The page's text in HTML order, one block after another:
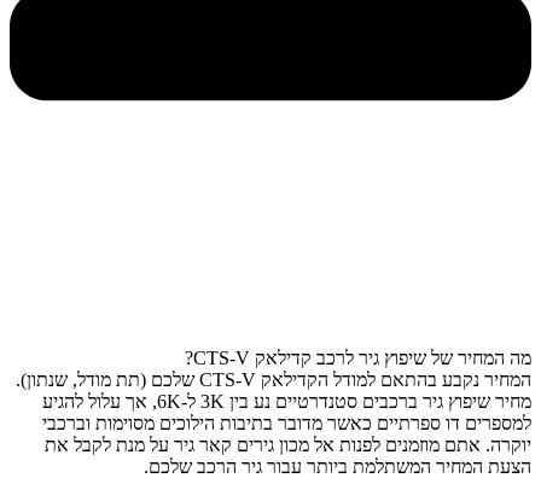
מה המחיר של שיפוץ גיר לרכב קדילאק CTS-V?
המחיר נקבע בהתאם למודל הקדילאק CTS-V שלכם (תת מודל, שנתון).
מחיר שיפוץ גיר ברכבים סטנדרטיים נע בין 3K ל-6K, אך עלול להגיע
למספרים דו ספרתיים כאשר מדובר בתיבות הילוכים מסוימות וברכבי
יוקרה. אתם מוזמנים לפנות אל מכון גירים קאר גיר על מנת לקבל את
הצעת המחיר המשתלמת ביותר עבור גיר הרכב שלכם.